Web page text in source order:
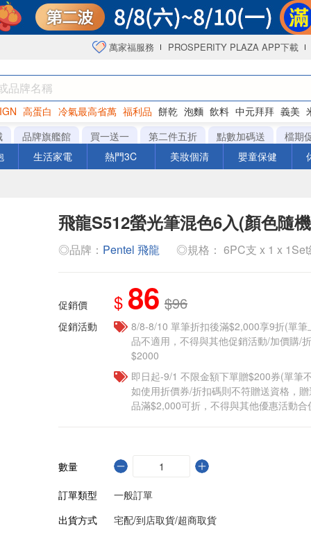
萬家福服務 PROSPERITY PLAZA APP下載
高蛋白 冷氣最高省萬 福利品 餅乾 泡麵 飲料 中元拜拜 義美
洋芋片
品牌旗艦館 買一送一 第二件五折 點數加碼送
檔期
生活家電 熱門3C 美妝個清 嬰童保健
飛龍S512螢光筆混色6入(顏色隨
◎品牌： Pentel 飛龍 ◎規格： 6PC支 x 1 x 1Set
促銷價 $ 86 $96
促銷活動
8/8-8/10 單筆折扣後滿$2,000享9折(單
品不適用，不得與其他促銷活動/加價購/
$2000
即日起-9/1 不限金額下單贈$200券(單筆
如使用折價券/折扣碼則不符贈送資格，
品滿$2,000可折，不得與其他優惠活動合
數量
訂單類型
一般訂單
出貨方式
宅配/到店取貨/超商取貨